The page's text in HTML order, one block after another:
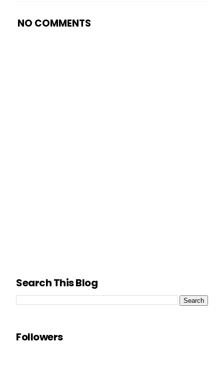
NO COMMENTS
Search This Blog
Followers